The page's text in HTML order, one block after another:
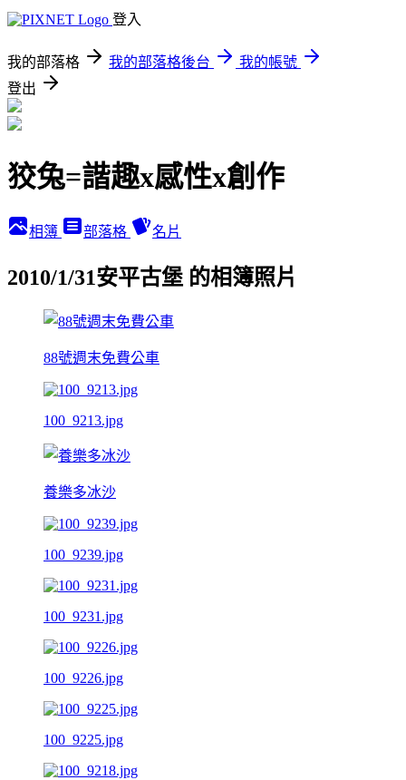
登入
我的部落格 我的部落格後台
我的帳號
登出
狡兔=諧趣x感性x創作
相簿 部落格 名片
2010/1/31安平古堡 的相簿照片
88號週末免費公車
100_9213.jpg
養樂多冰沙
100_9239.jpg
100_9231.jpg
100_9226.jpg
100_9225.jpg